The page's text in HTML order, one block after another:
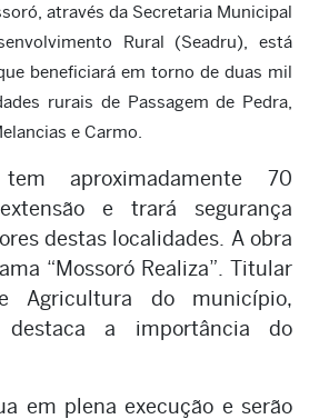
através da Secretaria Municipal
Rural (Seadru), está
beneficiará em torno de duas mil
rurais de Passagem de Pedra,
e Carmo.
aproximadamente 70
e trará segurança
destas localidades. A obra
“Mossoró Realiza”. Titular
Agricultura do município,
destaca a importância do
em plena execução e serão